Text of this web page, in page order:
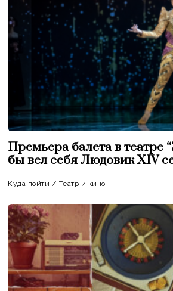
Премьера балета в театре
бы вел себя Людовик XIV
Куда пойти / Театр и кино